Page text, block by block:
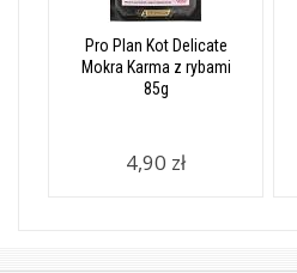
Pro Plan Kot Delicate
Mokra Karma z rybami
85g
4,90 zł